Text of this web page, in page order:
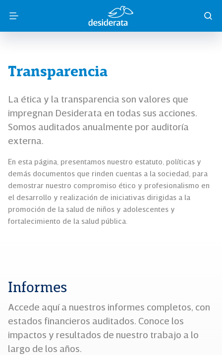
Transparencia
La ética y la transparencia son valores que
impregnan Desiderata en todas sus acciones.
Somos auditados anualmente por auditoría
externa.
En esta página, presentamos nuestro estatuto, políticas y
demás documentos que rinden cuentas a la sociedad, para
demostrar nuestro compromiso ético y profesionalismo en
el desarrollo y realización de iniciativas dirigidas a la
promoción de la salud de niños y adolescentes y
fortalecimiento de la salud pública.
Informes
Accede aquí a nuestros informes completos, con
estados financieros auditados. Conoce los
impactos y resultados de nuestro trabajo a lo
largo de los años.